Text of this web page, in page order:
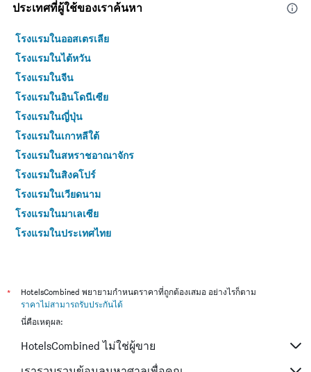
ประเทศที่ผู้ใช้ของเราค้นหา
โรงแรมในออสเตรเลีย
โรงแรมในไต้หวัน
โรงแรมในจีน
โรงแรมในอินโดนีเซีย
โรงแรมในญี่ปุ่น
โรงแรมในเกาหลีใต้
โรงแรมในสหราชอาณาจักร
โรงแรมในสิงคโปร์
โรงแรมในเวียดนาม
โรงแรมในมาเลเซีย
โรงแรมในประเทศไทย
*
HotelsCombined พยายามกำหนดราคาที่ถูกต้องเสมอ อย่างไรก็ตาม
ราคาไม่สามารถรับประกันได้
นี่คือเหตุผล:
HotelsCombined ไม่ใช่ผู้ขาย